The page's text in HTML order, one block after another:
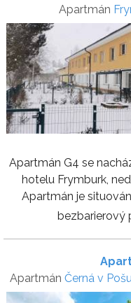
Apartmán
Apartmán G4 se
hotelu Frymburk,
Apartmán je
bezbarierový
Apartmán Černá v